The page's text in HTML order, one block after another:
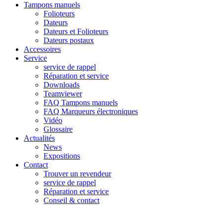
Tampons manuels
Folioteurs
Dateurs
Dateurs et Folioteurs
Dateurs postaux
Accessoires
Service
service de rappel
Réparation et service
Downloads
Teamviewer
FAQ Tampons manuels
FAQ Marqueurs électroniques
Vidéo
Glossaire
Actualités
News
Expositions
Contact
Trouver un revendeur
service de rappel
Réparation et service
Conseil & contact